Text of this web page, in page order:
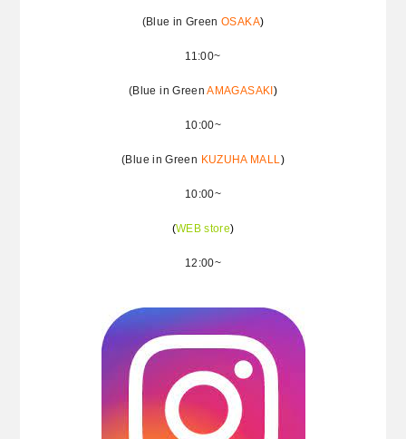
(Blue in GreenOSAKA)
11:00~
(Blue in GreenAMAGASAKI )
10:00~
(Blue in Green KUZUHA MALL)
10:00~
(WEB store)
12:00~